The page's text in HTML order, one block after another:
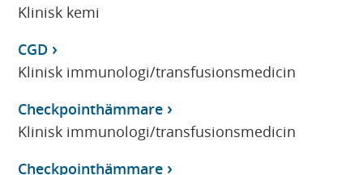
Klinisk kemi
CGD
Klinisk immunologi/transfusionsmedicin
Checkpointhämmare
Klinisk immunologi/transfusionsmedicin
Checkpointhämmare